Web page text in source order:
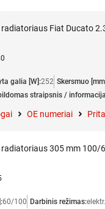
Fiat Ducato
galia [W]:252 Skersmuo
straipsnis /
OE numeriai
305 mm 100/
60/100 Darbinis režimas:elektr.